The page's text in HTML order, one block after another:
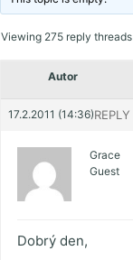
Viewing 275 reply threads
Autor
17.2.2011 (14:36)REPLY
Grace
Guest
Dobrý den,